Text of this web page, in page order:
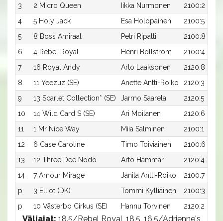
3 2 Micro Queen Iikka Nurmonen
2100:2
4
5 Holy Jack Esa Holopainen
2100:5
5
8 Boss Amiraal Petri Ripatti
2100:8
6
4 Rebel Royal Henri Bollström
2100:4
7
16 Royal Andy Arto Laaksonen
2120:8
8
11 Yeezuz (SE) Anette Antti-Roiko
2120:3
9
13 Scarlet Collection* (SE) Jarmo Saarela
2120:5
10
14 Wild Card S (SE) Ari Moilanen
2120:6
11
1 Mr Nice Way Miia Salminen
2100:1
12
6 Case Caroline Timo Toiviainen
2100:6
13
12 Three Dee Nodo Arto Hammar
2120:4
14
7 Amour Mirage Janita Antti-Roiko
2100:7
p
3 Elliot (DK) Tommi Kylliäinen
2100:3
p
10 Västerbo Cirkus (SE) Hannu Torvinen 2120:2
Väliajat: 18.5/Rebel Royal, 18.5, 16.5/Adrienne's